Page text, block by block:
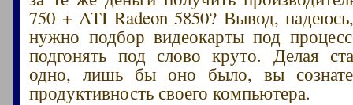
750 + ATI Radeon 5850? Вывод,
нужно подбор видеокарты под
подгонять под слово круто. Делая
одно, лишь бы оно было, вы
продуктивность своего компьютера.